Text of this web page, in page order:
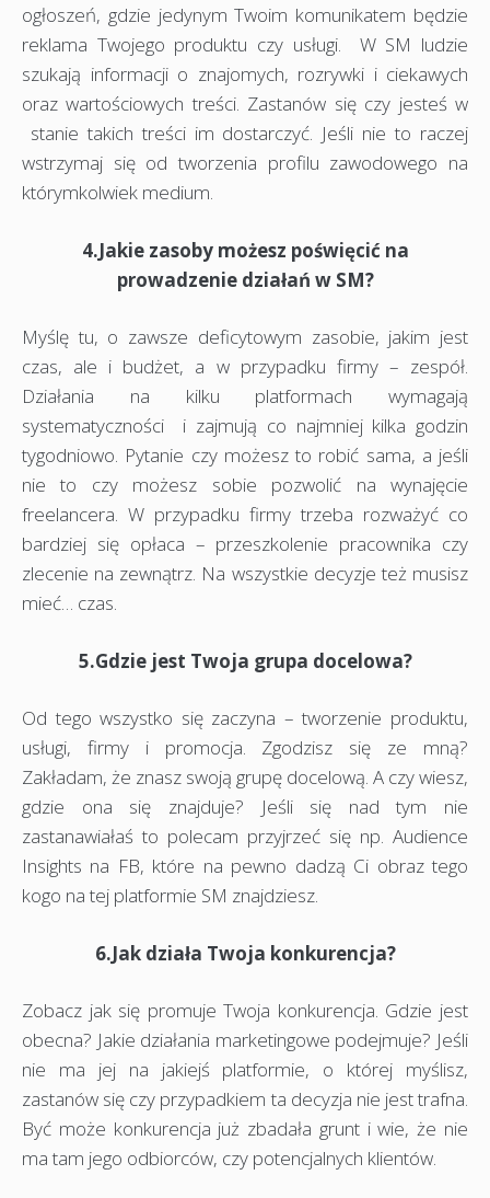
ogłoszeń, gdzie jedynym Twoim komunikatem będzie
reklama Twojego produktu czy usługi. W SM ludzie
szukają informacji o znajomych, rozrywki i ciekawych
oraz wartościowych treści. Zastanów się czy jesteś w
stanie takich treści im dostarczyć. Jeśli nie to raczej
wstrzymaj się od tworzenia profilu zawodowego na
którymkolwiek medium.
4.Jakie zasoby możesz poświęcić na
prowadzenie działań w SM?
Myślę tu, o zawsze deficytowym zasobie, jakim jest
czas, ale i budżet, a w przypadku firmy – zespół.
Działania na kilku platformach wymagają
systematyczności i zajmują co najmniej kilka godzin
tygodniowo. Pytanie czy możesz to robić sama, a jeśli
nie to czy możesz sobie pozwolić na wynajęcie
freelancera. W przypadku firmy trzeba rozważyć co
bardziej się opłaca – przeszkolenie pracownika czy
zlecenie na zewnątrz. Na wszystkie decyzje też musisz
mieć… czas.
5.Gdzie jest Twoja grupa docelowa?
Od tego wszystko się zaczyna – tworzenie produktu,
usługi, firmy i promocja. Zgodzisz się ze mną?
Zakładam, że znasz swoją grupę docelową. A czy wiesz,
gdzie ona się znajduje? Jeśli się nad tym nie
zastanawiałaś to polecam przyjrzeć się np. Audience
Insights na FB, które na pewno dadzą Ci obraz tego
kogo na tej platformie SM znajdziesz.
6.Jak działa Twoja konkurencja?
Zobacz jak się promuje Twoja konkurencja. Gdzie jest
obecna? Jakie działania marketingowe podejmuje? Jeśli
nie ma jej na jakiejś platformie, o której myślisz,
zastanów się czy przypadkiem ta decyzja nie jest trafna.
Być może konkurencja już zbadała grunt i wie, że nie
ma tam jego odbiorców, czy potencjalnych klientów.